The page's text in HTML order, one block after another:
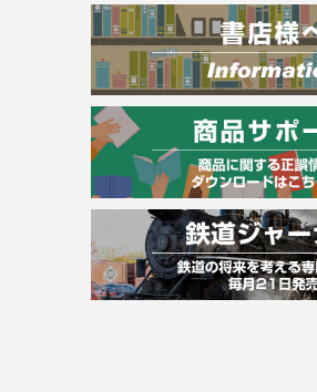
危険物取扱者
消防設備士
登録販売者
その他資格試験